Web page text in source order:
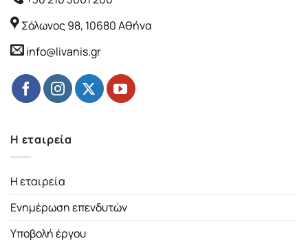
Σόλωνος 98, 10680 Αθήνα
info@livanis.gr
Η εταιρεία
Η εταιρεία
Ενημέρωση επενδυτών
Υποβολή έργου